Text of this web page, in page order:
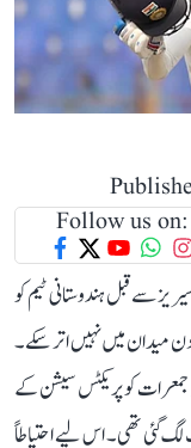
Follow us on:
2 ٹیسٹ میچوں کی سیریز سے قبل ہندوستانی ٹیم کو
میدان میں نہیں اتر سکے۔
جمعرات کو پریکٹس سیشن کے
گئی تھی۔ اس لیے احتیاطاً